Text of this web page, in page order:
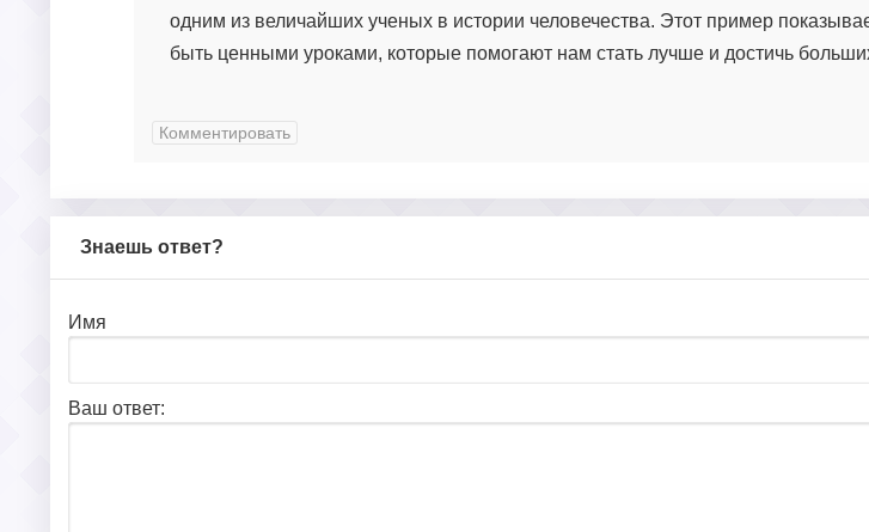
одним из величайших ученых в истории человечества. Этот пример
быть ценными уроками, которые помогают нам стать лучше и достичь
Комментировать
Знаешь ответ?
Имя
Ваш ответ: